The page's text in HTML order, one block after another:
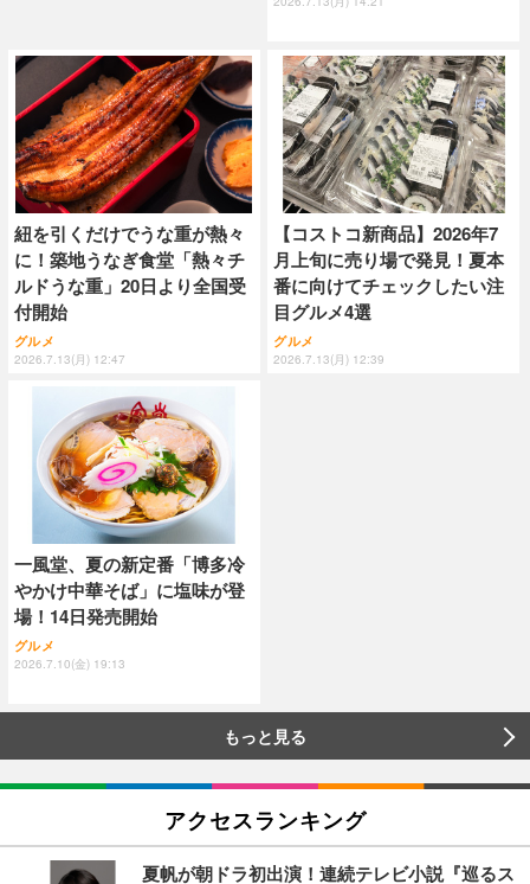
紐を引くだけでうな重が熱々
に！築地うなぎ食堂「熱々チ
ルドうな重」20日より全国受
付開始
グルメ
2026.7.13(月) 12:47
【コストコ新商品】2026年7
月上旬に売り場で発見！夏本
番に向けてチェックしたい注
目グルメ4選
グルメ
2026.7.13(月) 12:39
一風堂、夏の新定番「博多冷
やかけ中華そば」に塩味が登
場！14日発売開始
グルメ
2026.7.10(金) 19:13
もっと見る
アクセスランキング
夏帆が朝ドラ初出演！連続テレビ小説『巡るス